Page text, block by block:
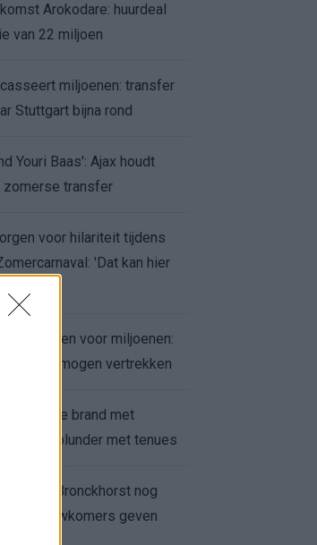
Arokodare: huurdeal
van 22 miljoen
miljoenen: transfer
Stuttgart bijna rond
Youri Baas': Ajax houdt
zomerse transfer
voor hilariteit tijdens
'Dat kan hier
deur open voor miljoenen:
Moussa mogen vertrekken
uit de brand met
na blunder met tenues
Van Bronckhorst nog
nieuwkomers geven